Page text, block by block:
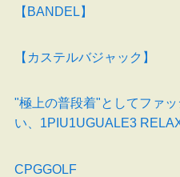
【BANDEL】
【カステルバジャック】
"極上の普段着"としてファ
い、1PIU1UGUALE3
CPGGOLF